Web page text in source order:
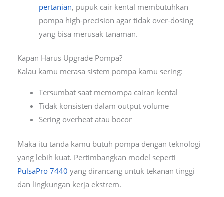
pertanian, pupuk cair kental membutuhkan
pompa high-precision agar tidak over-dosing
yang bisa merusak tanaman.
Kapan Harus Upgrade Pompa?
Kalau kamu merasa sistem pompa kamu sering:
Tersumbat saat memompa cairan kental
Tidak konsisten dalam output volume
Sering overheat atau bocor
Maka itu tanda kamu butuh pompa dengan teknologi
yang lebih kuat. Pertimbangkan model seperti
PulsaPro 7440 yang dirancang untuk tekanan tinggi
dan lingkungan kerja ekstrem.